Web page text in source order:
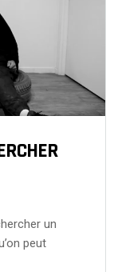
un
peut